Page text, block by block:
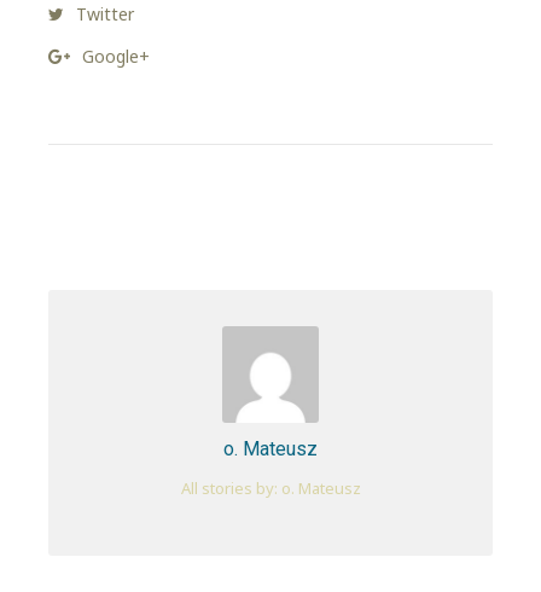
Twitter
Google+
o. Mateusz
All stories by: o. Mateusz